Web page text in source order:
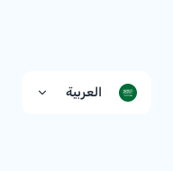
العربية